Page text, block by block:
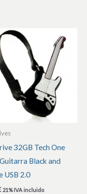
32GB Tech One
Black and
USB 2.0
21% IVA incluido